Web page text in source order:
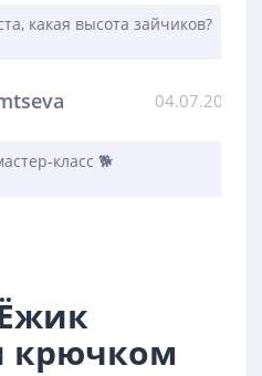
какая высота зайчиков?
04.07.2023
класс 🐕
крючком